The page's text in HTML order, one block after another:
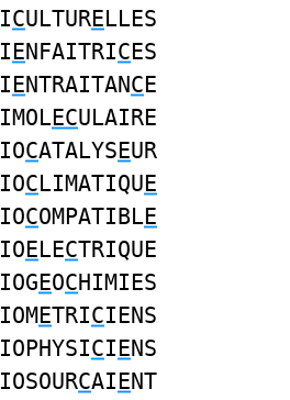
ICULTURELLES
IENFAITRICES
IENTRAITANCE
IMOLECULAIRE
IOCATALYSEUR
IOCLIMATIQUE
IOCOMPATIBLE
IOELECTRIQUE
IOGEOCHIMIES
IOMETRICIENS
IOPHYSICIENS
IOSOURCAIENT